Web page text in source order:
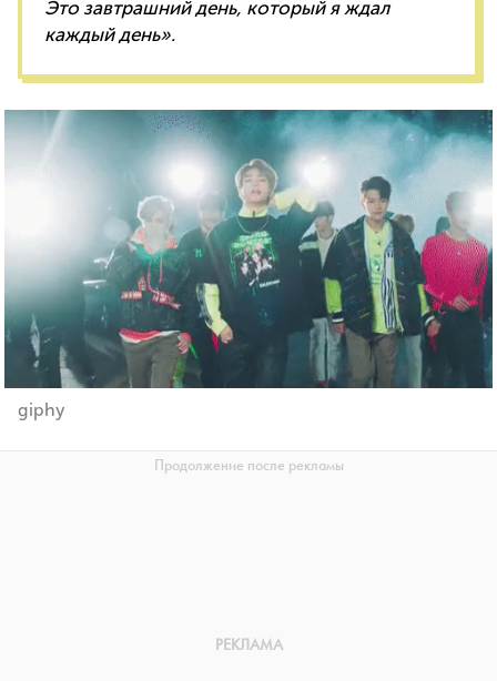
Это завтрашний день, который я ждал
каждый день».
giphy